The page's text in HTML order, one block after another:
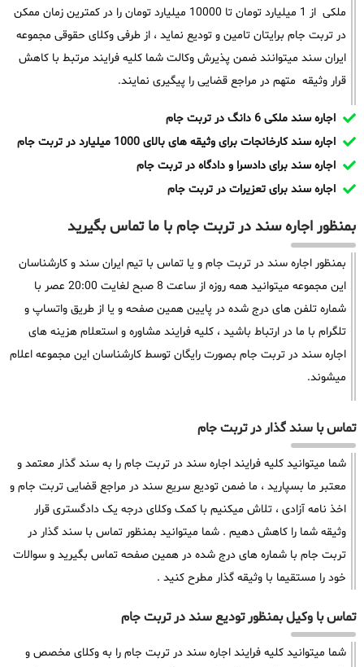
ملکی از 1 میلیارد تومان تا 10000 میلیارد تومان را در کمترین زمان ممکن
در تربت جام برایتان تامین و تودیع نماید ، از طرفی وکلای حقوقی مجموعه
ایران سند میتوانند ضمن پذیرش وکالت شما کلیه فرایند مرتبط با کاهش
قرار وثیقه متهم در مراجع قضایی را پیگیری نمایند.
اجاره سند ملکی 6 دانگ در تربت جام
اجاره سند کارخانجات برای وثیقه های بالای 1000 میلیارد در تربت جام
اجاره سند برای دادسرا و دادگاه در تربت جام
اجاره سند برای تعزیرات در تربت جام
بمنظور اجاره سند در تربت جام با ما تماس بگیرید
بمنظور اجاره سند در تربت جام و یا تماس با تیم ایران سند و کارشناسان
این مجموعه میتوانید همه روزه از ساعت 8 صبح لغایت 20:00 عصر با
شماره تلفن های درج شده در پایین همین صفحه و یا از طریق واتساپ و
تلگرام با ما در ارتباط باشید ، کلیه فرایند مشاوره و استعلام هزینه های
اجاره سند در تربت جام بصورت رایگان توسط کارشناسان این مجموعه اعلام
میشوند.
تماس با سند گذار در تربت جام
شما میتوانید کلیه فرایند اجاره سند در تربت جام را به سند گذار معتمد و
معتبر ما بسپارید ، ما ضمن تودیع سریع سند در مراجع قضایی تربت جام و
اخذ نامه آزادی ، تلاش میکنیم با کمک وکلای درجه یک دادگستری قرار
وثیقه شما را کاهش دهیم . شما میتوانید بمنظور تماس با سند گذار در
تربت جام با شماره های درج شده در همین صفحه تماس بگیرید و سوالات
خود را مستقیما با وثیقه گذار مطرح کنید .
تماس با وکیل بمنظور تودیع سند در تربت جام
شما میتوانید کلیه فرایند اجاره سند در تربت جام را به وکلای مخصص و